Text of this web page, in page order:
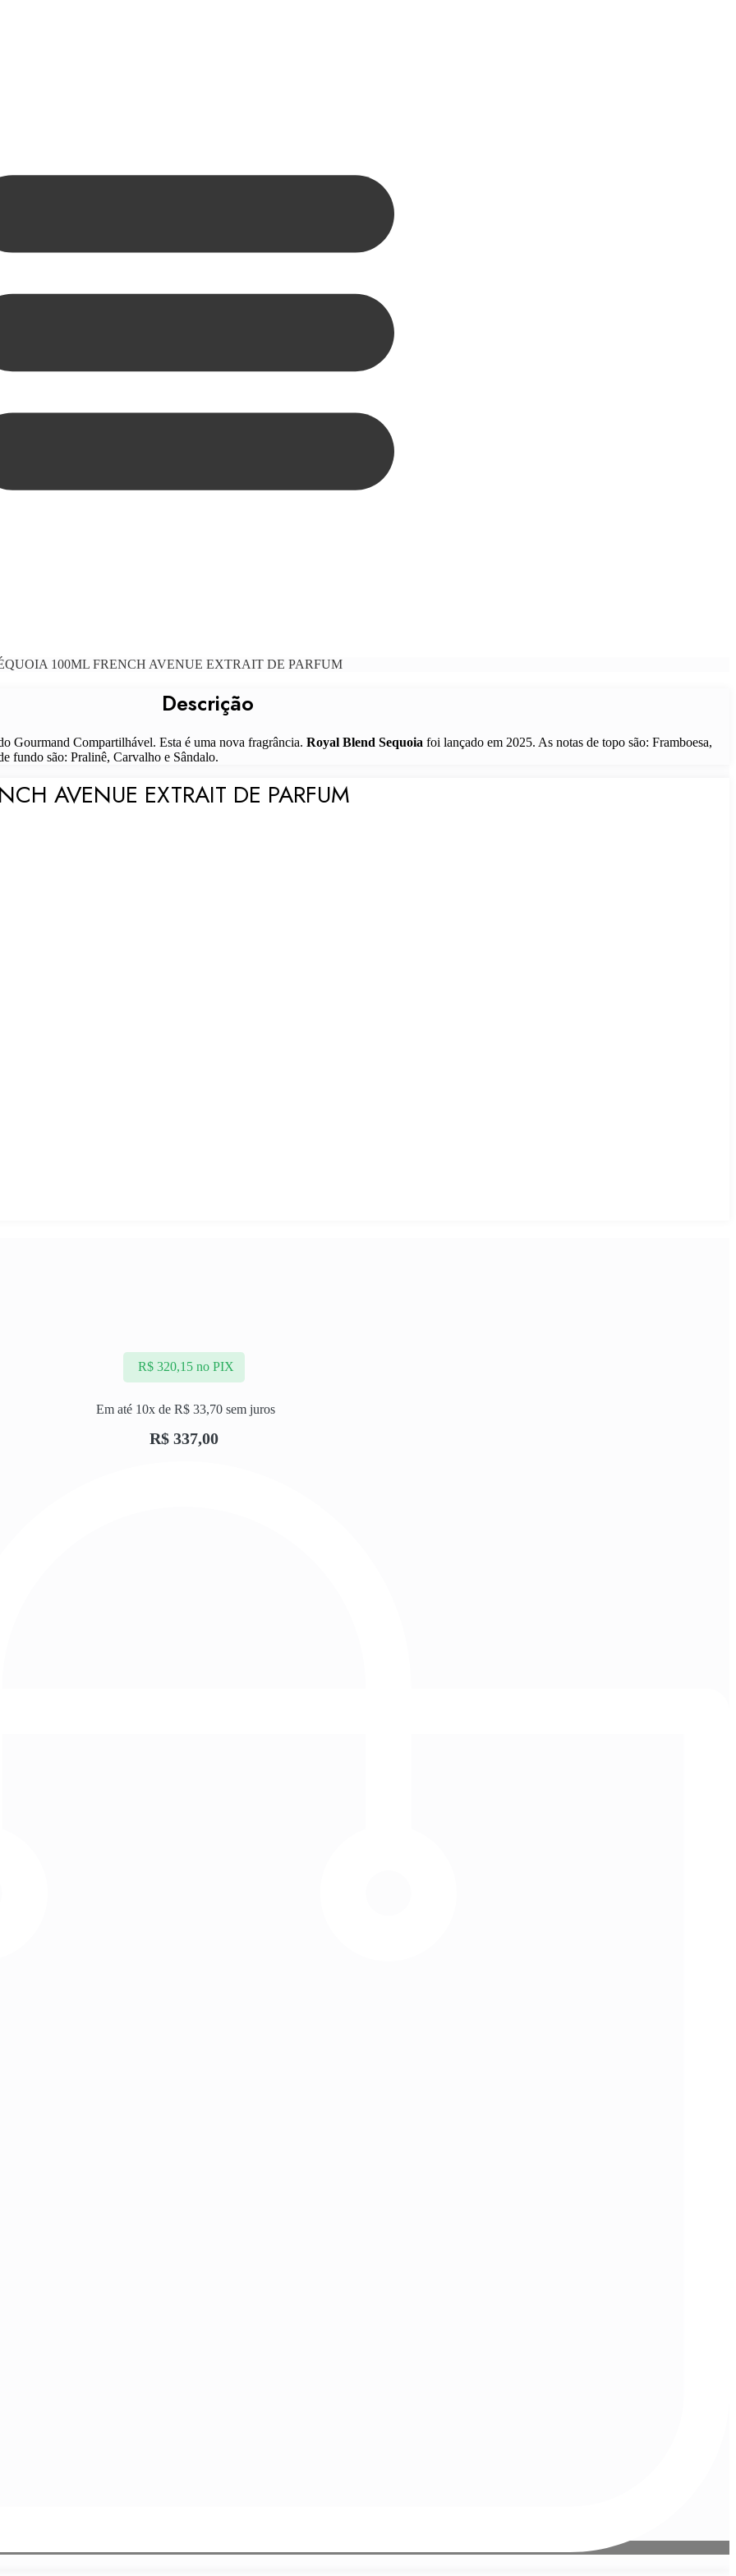
100ML FRENCH AVENUE EXTRAIT DE PARFUM
Descrição
Gourmand Compartilhável. Esta é uma nova fragrância. Royal Blend Sequoia foi lançado em 2025. As notas de topo são: Framboesa,
fundo são: Pralinê, Carvalho e Sândalo.
AVENUE EXTRAIT DE PARFUM
R$ 337,00
Em até 10x de R$ 33,70 sem juros
R$320,15 no PIX